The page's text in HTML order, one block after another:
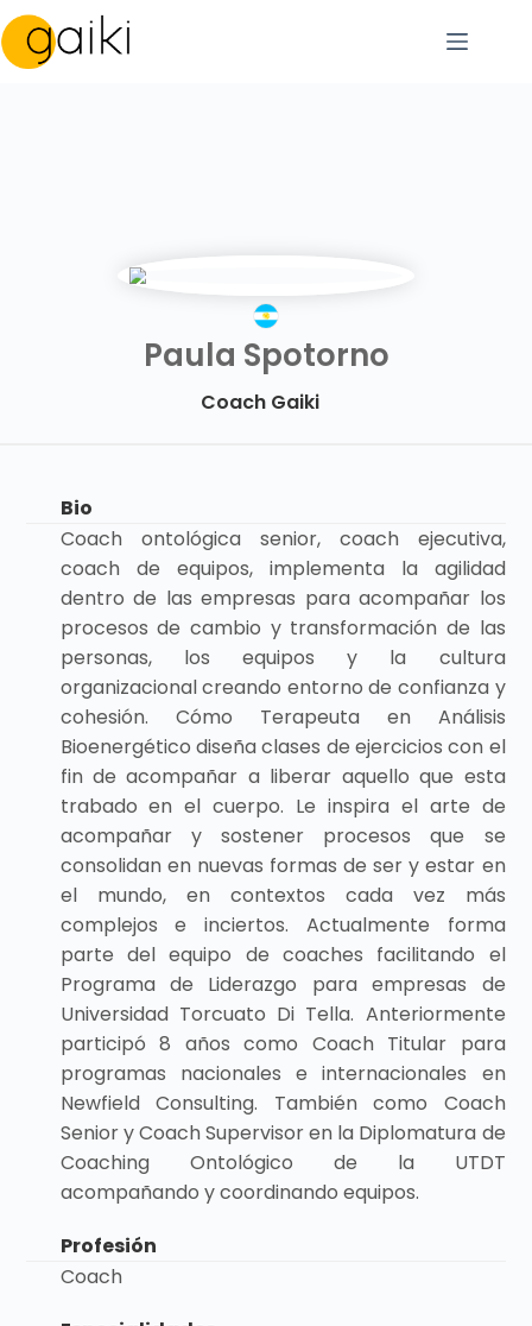
al
contenido
Paula Spotorno
Coach Gaiki
Bio
Coach ontológica senior, coach ejecutiva,
coach de equipos, implementa la agilidad
dentro de las empresas para acompañar los
procesos de cambio y transformación de las
personas, los equipos y la cultura
organizacional creando entorno de confianza y
cohesión. Cómo Terapeuta en Análisis
Bioenergético diseña clases de ejercicios con el
fin de acompañar a liberar aquello que esta
trabado en el cuerpo. Le inspira el arte de
acompañar y sostener procesos que se
consolidan en nuevas formas de ser y estar en
el mundo, en contextos cada vez más
complejos e inciertos. Actualmente forma
parte del equipo de coaches facilitando el
Programa de Liderazgo para empresas de
Universidad Torcuato Di Tella. Anteriormente
participó 8 años como Coach Titular para
programas nacionales e internacionales en
Newfield Consulting. También como Coach
Senior y Coach Supervisor en la Diplomatura de
Coaching Ontológico de la UTDT
acompañando y coordinando equipos.
Profesión
Coach